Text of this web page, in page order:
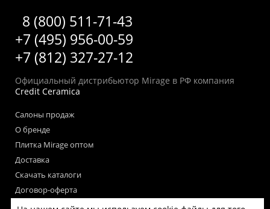
8 (800) 511-71-43
+7 (495) 956-00-59
+7 (812) 327-27-12
Официальный дистрибьютор Mirage в РФ компания
Credit Ceramica
Салоны продаж
О бренде
Плитка Mirage оптом
Доставка
Скачать каталоги
Договор-оферта
Пользовательское соглашение